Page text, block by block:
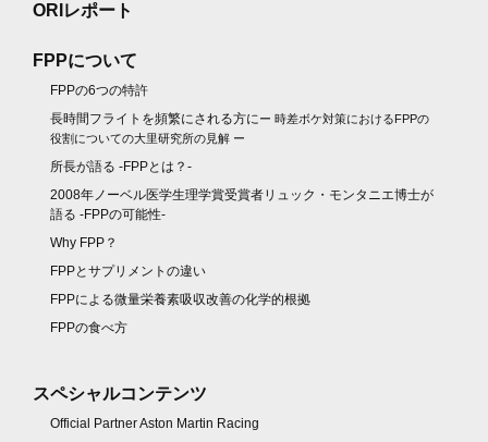
ORIレポート
FPPについて
FPPの6つの特許
長時間フライトを頻繁にされる方にー 時差ボケ対策におけるFPPの
役割についての大里研究所の見解 ー
所長が語る -FPPとは？-
2008年ノーベル医学生理学賞受賞者リュック・モンタニエ博士が
語る -FPPの可能性-
Why FPP？
FPPとサプリメントの違い
FPPによる微量栄養素吸収改善の化学的根拠
FPPの食べ方
スペシャルコンテンツ
Official Partner Aston Martin Racing